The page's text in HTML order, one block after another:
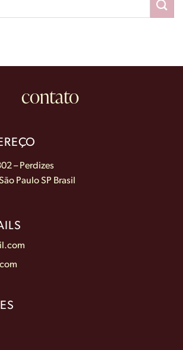
contato
– Perdizes
Paulo SP Brasil